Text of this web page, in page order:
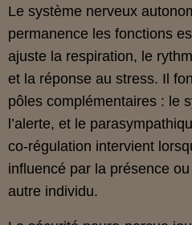
Le système nerveux
permanence les fonctions
ajuste la respiration, le
et la réponse au stress. Il
pôles complémentaires : le
l’alerte, et le
co‑régulation intervient
influencé par la présence
autre individu.